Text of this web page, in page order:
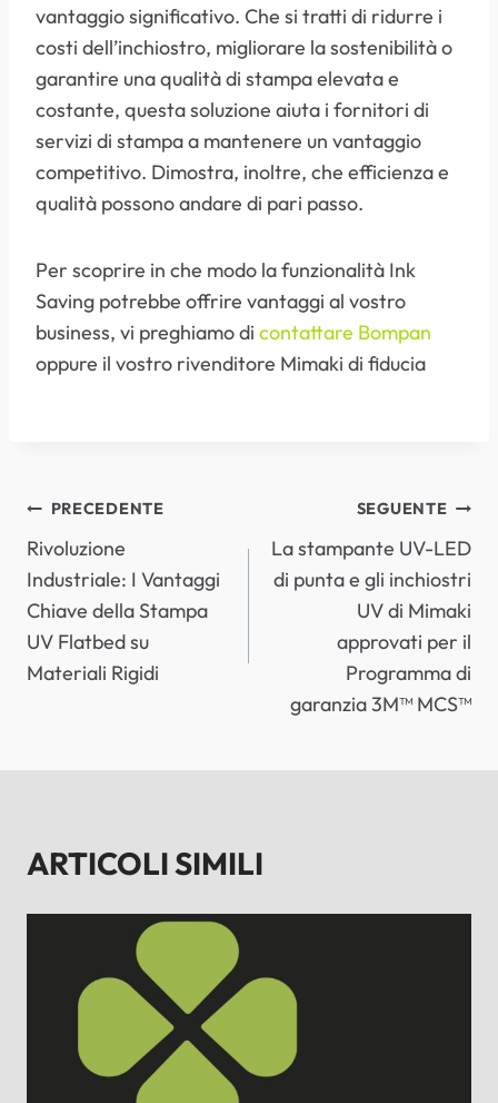
vantaggio significativo. Che si tratti di ridurre i
costi dell’inchiostro, migliorare la sostenibilità o
garantire una qualità di stampa elevata e
costante, questa soluzione aiuta i fornitori di
servizi di stampa a mantenere un vantaggio
competitivo. Dimostra, inoltre, che efficienza e
qualità possono andare di pari passo.
Per scoprire in che modo la funzionalità Ink
Saving potrebbe offrire vantaggi al vostro
business, vi preghiamo di contattare Bompan
oppure il vostro rivenditore Mimaki di fiducia
NAVIGAZIONE
ARTICOLI
PRECEDENTE
Rivoluzione
Industriale: I Vantaggi
Chiave della Stampa
UV Flatbed su
Materiali Rigidi
SEGUENTE
La stampante UV-LED
di punta e gli inchiostri
UV di Mimaki
approvati per il
Programma di
garanzia 3M™ MCS™
ARTICOLI SIMILI